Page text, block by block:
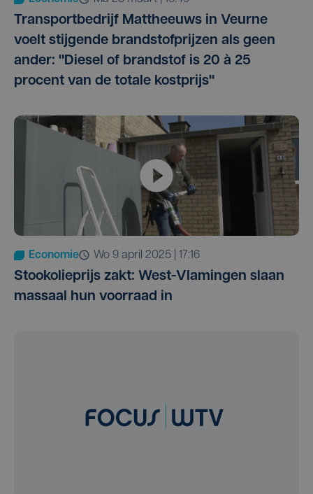
Transportbedrijf Mattheeuws in Veurne
voelt stijgende brandstofprijzen als geen
ander: "Diesel of brandstof is 20 à 25
procent van de totale kostprijs"
Economie wo 9 april 2025 | 17:16
Stookolieprijs zakt: West-Vlamingen slaan
massaal hun voorraad in